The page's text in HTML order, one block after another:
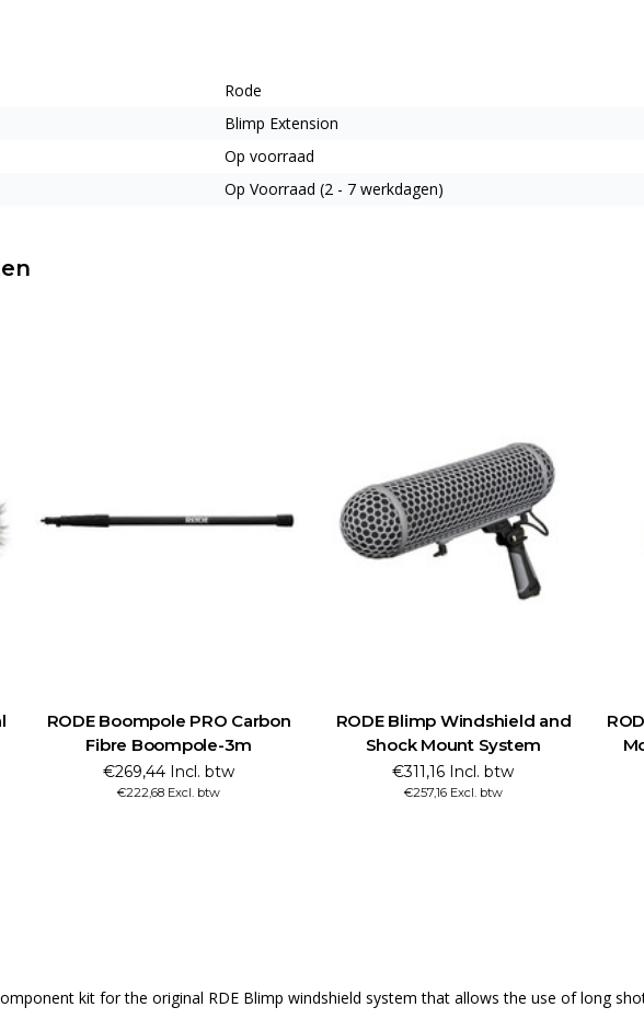
Rode
Blimp Extension
Op voorraad
Op Voorraad (2 - 7 werkdagen)
RODE Boompole PRO Carbon
Fibre Boompole-3m
€269,44 Incl. btw
€222,68 Excl. btw
RODE Blimp Windshield and
Shock Mount System
€311,16 Incl. btw
€257,16 Excl. btw
kit for the original RDE Blimp windshield system that allows the use of long